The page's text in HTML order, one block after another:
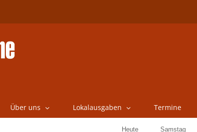
Über uns Lokalausgaben Termine